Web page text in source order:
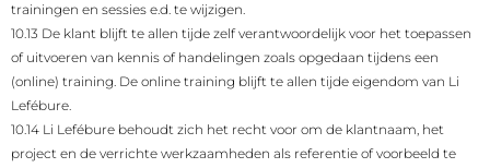
trainingen en sessies e.d. te wijzigen.
10.13 De klant blijft te allen tijde zelf verantwoordelijk voor het toepassen
of uitvoeren van kennis of handelingen zoals opgedaan tijdens een
(online) training. De online training blijft te allen tijde eigendom van Li
Lefébure.
10.14 Li Lefébure behoudt zich het recht voor om de klantnaam, het
project en de verrichte werkzaamheden als referentie of voorbeeld te